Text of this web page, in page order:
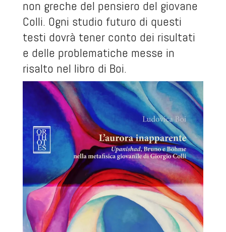
non greche del pensiero del giovane
Colli. Ogni studio futuro di questi
testi dovrà tener conto dei risultati
e delle problematiche messe in
risalto nel libro di Boi.